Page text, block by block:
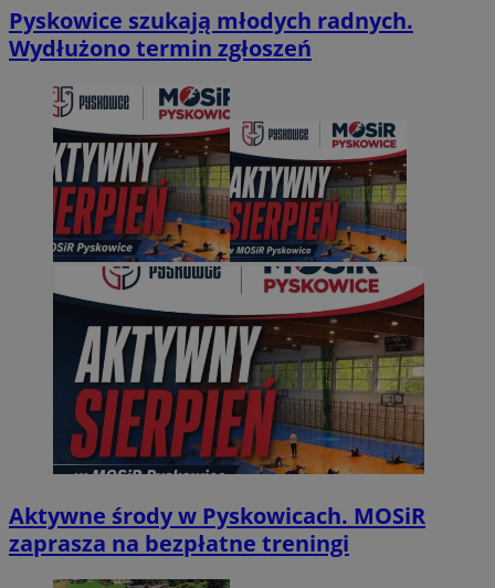
Pyskowice szukają młodych radnych.
Wydłużono termin zgłoszeń
Aktywne środy w Pyskowicach. MOSiR
zaprasza na bezpłatne treningi